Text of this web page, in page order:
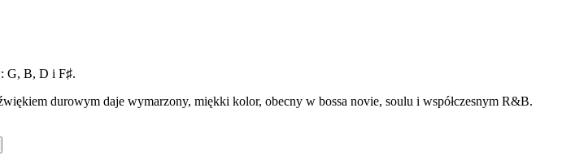
G, B, D i F♯.
durowym daje wymarzony, miękki kolor, obecny w bossa novie, soulu i współczesnym R&B.